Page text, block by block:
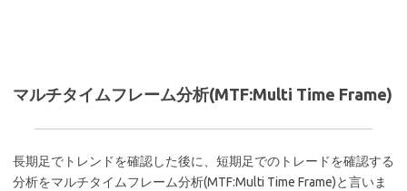
マルチタイムフレーム分析(MTF:Multi Time Frame)
長期足でトレンドを確認した後に、短期足でのトレードを確認する
分析をマルチタイムフレーム分析(MTF:Multi Time Frame)と言いま